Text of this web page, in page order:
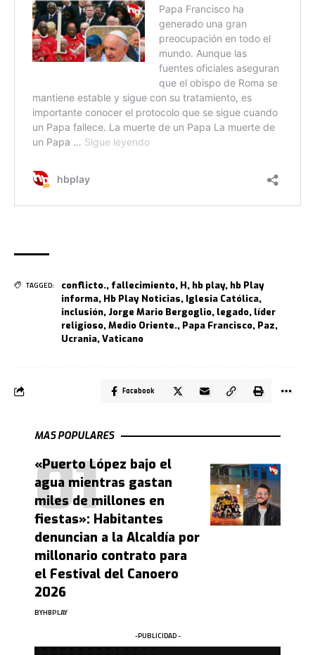
TAGGED: conflicto., fallecimiento, H, hb play, hb Play
informa, Hb Play Noticias, Iglesia Católica,
inclusión, Jorge Mario Bergoglio, legado, líder
religioso,Medio Oriente., Papa Francisco, Paz,
Ucrania,Vaticano
Facebook
MAS POPULARES
«Puerto López bajo el
agua mientras gastan
miles de millones en
fiestas»: Habitantes
denuncian a la Alcaldía por
millonario contrato para
el Festival del Canoero
2026
BYHBPLAY
-PUBLICIDAD -